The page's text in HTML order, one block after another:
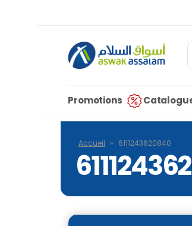
Promotions
Accueil » 6111243620840